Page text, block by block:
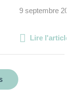
9 septembre 2011
Lire l'article